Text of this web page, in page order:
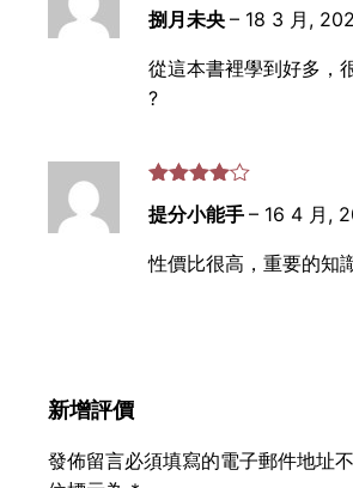
分 5
捌月未央 – 18 3 月,
從這本書裡學到好多，
?
滿分 5
提分小能手 – 16 4 月,
性價比很高，重要的知
新增評價
發佈留言必須填寫的電子郵件地址不